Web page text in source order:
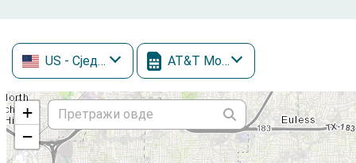
US - Сједињене Државе AT&T Mobility
+
−